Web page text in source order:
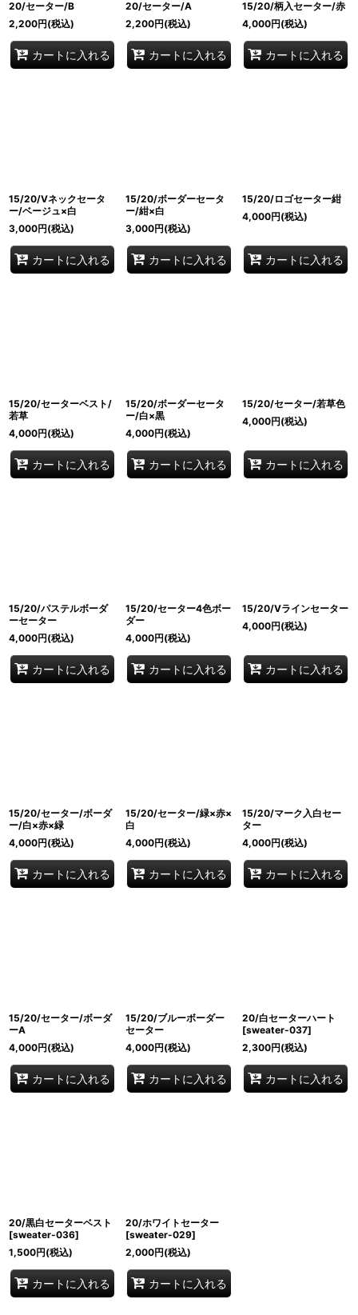
20/セーター/B
2,200円(税込)
カートに入れる
20/セーター/A
2,200円(税込)
カートに入れる
15/20/柄入セーター/赤
4,000円(税込)
カートに入れる
15/20/Vネックセータ
ー/ベージュ×白
3,000円(税込)
カートに入れる
15/20/ボーダーセータ
ー/紺×白
3,000円(税込)
カートに入れる
15/20/ロゴセーター紺
4,000円(税込)
カートに入れる
15/20/セーターベスト/
若草
4,000円(税込)
カートに入れる
15/20/ボーダーセータ
ー/白×黒
4,000円(税込)
カートに入れる
15/20/セーター/若草色
4,000円(税込)
カートに入れる
15/20/パステルボーダ
ーセーター
4,000円(税込)
カートに入れる
15/20/セーター4色ボー
ダー
4,000円(税込)
カートに入れる
15/20/Vラインセーター
4,000円(税込)
カートに入れる
15/20/セーター/ボーダ
ー/白×赤×緑
4,000円(税込)
カートに入れる
15/20/セーター/緑×赤×
白
4,000円(税込)
カートに入れる
15/20/マーク入白セー
ター
4,000円(税込)
カートに入れる
15/20/セーター/ボーダ
ーA
4,000円(税込)
カートに入れる
15/20/ブルーボーダー
セーター
4,000円(税込)
カートに入れる
20/白セーターハート
[sweater-037]
2,300円(税込)
カートに入れる
20/黒白セーターベスト
[sweater-036]
1,500円(税込)
カートに入れる
20/ホワイトセーター
[sweater-029]
2,000円(税込)
カートに入れる